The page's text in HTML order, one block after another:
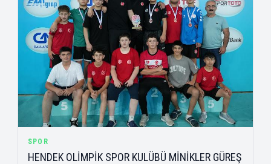
SPOR
HENDEK OLİMPİK SPOR KULÜBÜ MİNİKLER GÜREŞ